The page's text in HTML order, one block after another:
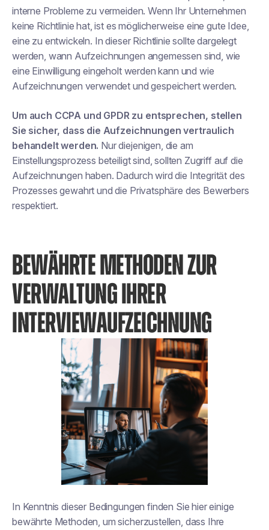
interne Probleme zu vermeiden. Wenn Ihr Unternehmen
keine Richtlinie hat, ist es möglicherweise eine gute Idee,
eine zu entwickeln. In dieser Richtlinie sollte dargelegt
werden, wann Aufzeichnungen angemessen sind, wie
eine Einwilligung eingeholt werden kann und wie
Aufzeichnungen verwendet und gespeichert werden.
Um auch CCPA und GPDR zu entsprechen, stellen
Sie sicher, dass die Aufzeichnungen vertraulich
behandelt werden. Nur diejenigen, die am
Einstellungsprozess beteiligt sind, sollten Zugriff auf die
Aufzeichnungen haben. Dadurch wird die Integrität des
Prozesses gewahrt und die Privatsphäre des Bewerbers
respektiert.
BEWÄHRTE METHODEN ZUR
VERWALTUNG IHRER
INTERVIEWAUFZEICHNUNG
In Kenntnis dieser Bedingungen finden Sie hier einige
bewährte Methoden, um sicherzustellen, dass Ihre